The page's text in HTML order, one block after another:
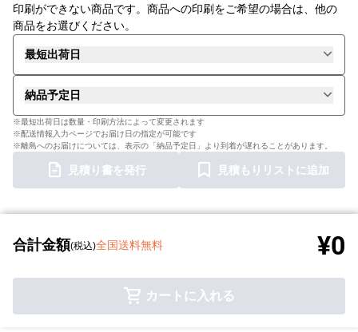
印刷ができない商品です。商品への印刷をご希望の場合は、他の
商品をお選びください。
最短出荷日
納品予定日
※最短出荷日は数量・印刷方法によって変更されます
※配送情報入力ページでお届け日の指定が可能です
※離島へのお届けについては、表示の「納品予定日」より到着が遅れることがあります。
見積り書を発行 見積もりリストに追加
合計金額(税込)全国送料無料 ¥0
カートに入れる